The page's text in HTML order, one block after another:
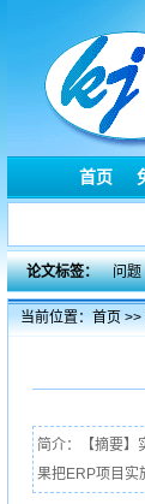
首页
论文标签： 问题
当前位置：首页>>
简介：【摘要】
果把ERP项目实